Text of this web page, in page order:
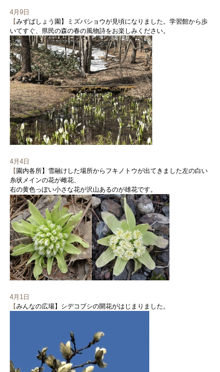
4月9日
【みずばしょう園】ミズバショウが見頃になりました。学習館から歩
いてすぐ、県民の森の春の風物詩をお楽しみください。
4月4日
【 園内各所】雪融けした場所からフキノトウが出てきました左の白い
糸状メインの花が雌花、
右の黄色っぽい小さな花が沢山あるのが雄花です。
4月1日
【みんなの広場】シデコブシの開花がはじまりました。